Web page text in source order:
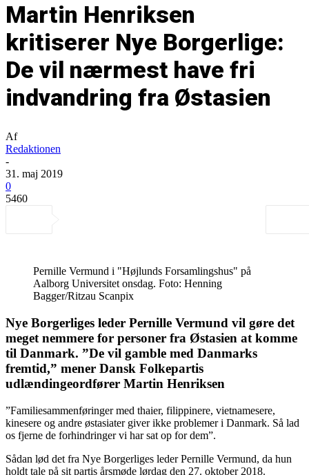
Martin Henriksen
kritiserer Nye Borgerlige:
De vil nærmest have fri
indvandring fra Østasien
Af
Redaktionen
-
31. maj 2019
0
5460
Pernille Vermund i "Højlunds Forsamlingshus" på
Aalborg Universitet onsdag. Foto: Henning
Bagger/Ritzau Scanpix
Nye Borgerliges leder Pernille Vermund vil gøre det
meget nemmere for personer fra Østasien at komme
til Danmark. ”De vil gamble med Danmarks
fremtid,” mener Dansk Folkepartis
udlændingeordfører Martin Henriksen
”Familiesammenføringer med thaier, filippinere, vietnamesere,
kinesere og andre østasiater giver ikke problemer i Danmark. Så lad
os fjerne de forhindringer vi har sat op for dem”.
Sådan lød det fra Nye Borgerliges leder Pernille Vermund, da hun
holdt tale på sit partis årsmøde lørdag den 27. oktober 2018.